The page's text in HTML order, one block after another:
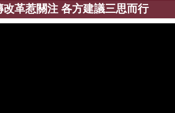
改革惹關注 各方建議三思而行